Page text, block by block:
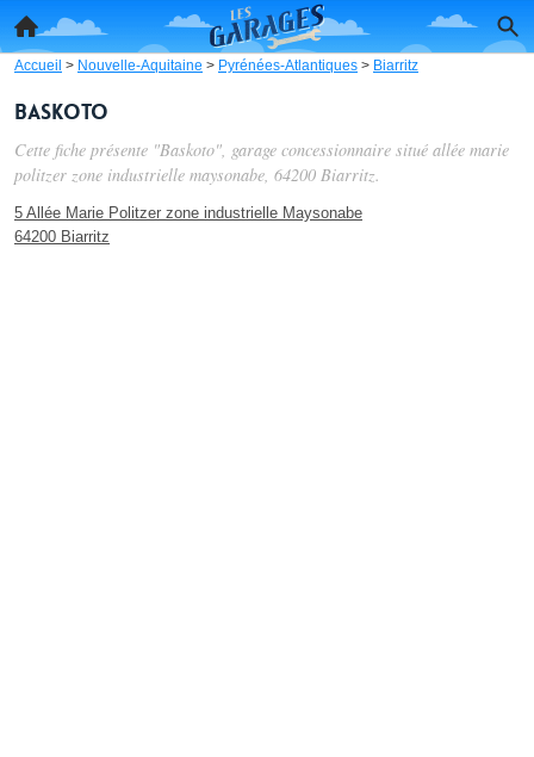
Accueil > Nouvelle-Aquitaine > Pyrénées-Atlantiques > Biarritz
Baskoto
Cette fiche présente "Baskoto", garage concessionnaire situé allée marie
politzer zone industrielle maysonabe, 64200 Biarritz.
5 Allée Marie Politzer zone industrielle Maysonabe
64200 Biarritz